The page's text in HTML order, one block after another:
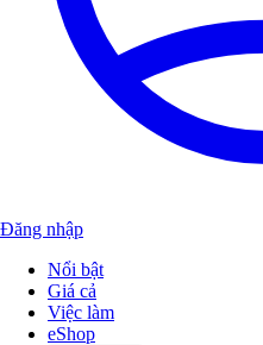
Đăng nhập
Nổi bật
Giá cả
Việc làm
eShop